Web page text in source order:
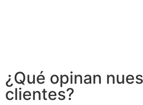
¿Qué opinan
clientes?